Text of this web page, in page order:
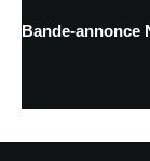
Bande-annonce